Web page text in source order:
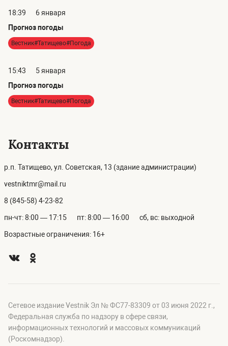
18:39
6 января
Прогноз погоды
Вестник#Татищево#Погода
15:43
5 января
Прогноз погоды
Вестник#Татищево#Погода
Контакты
р.п. Татищево, ул. Советская, 13 (здание администрации)
vestniktmr@mail.ru
8 (845-58) 4-23-82
пн-чт: 8:00 — 17:15 пт: 8:00 — 16:00 сб, вс: выходной
Возрастные ограничения: 16+
Сетевое издание Vestnik Эл № ФС77-83309 от 03 июня 2022 г.,
Федеральная служба по надзору в сфере связи,
информационных технологий и массовых коммуникаций
(Роскомнадзор).